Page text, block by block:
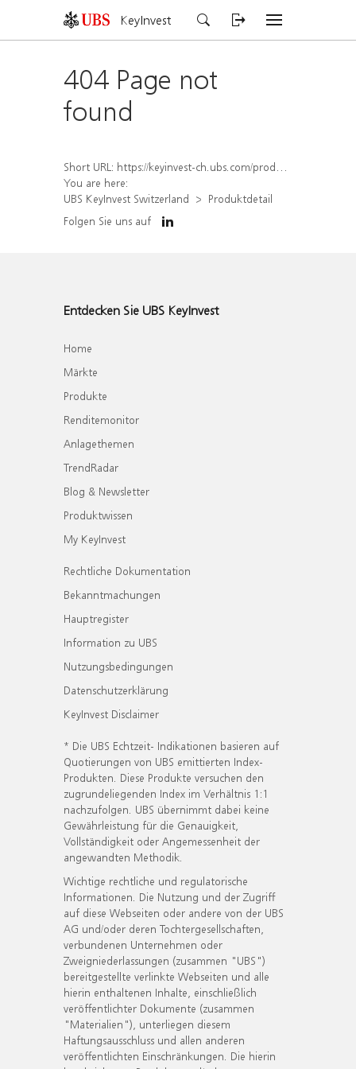
KeyInvest
404 Page not
found
Short URL: https://keyinvest-ch.ubs.com/produkt/detail/index/isin/CH1577912772
You are here:
UBS KeyInvest Switzerland
Produktdetail
Folgen Sie uns auf
Entdecken Sie UBS KeyInvest
Home
Märkte
Produkte
Renditemonitor
Anlagethemen
TrendRadar
Blog & Newsletter
Produktwissen
My KeyInvest
Rechtliche Dokumentation
Bekanntmachungen
Hauptregister
Information zu UBS
Nutzungsbedingungen
Datenschutzerklärung
KeyInvest Disclaimer
* Die UBS Echtzeit- Indikationen basieren auf
Quotierungen von UBS emittierten Index-
Produkten. Diese Produkte versuchen den
zugrundeliegenden Index im Verhältnis 1:1
nachzufolgen. UBS übernimmt dabei keine
Gewährleistung für die Genauigkeit,
Vollständigkeit oder Angemessenheit der
angewandten Methodik.
Wichtige rechtliche und regulatorische
Informationen. Die Nutzung und der Zugriff
auf diese Webseiten oder andere von der UBS
AG und/oder deren Tochtergesellschaften,
verbundenen Unternehmen oder
Zweigniederlassungen (zusammen "UBS")
bereitgestellte verlinkte Webseiten und alle
hierin enthaltenen Inhalte, einschließlich
veröffentlichter Dokumente (zusammen
"Materialien"), unterliegen diesem
Haftungsausschluss und allen anderen
veröffentlichten Einschränkungen. Die hierin